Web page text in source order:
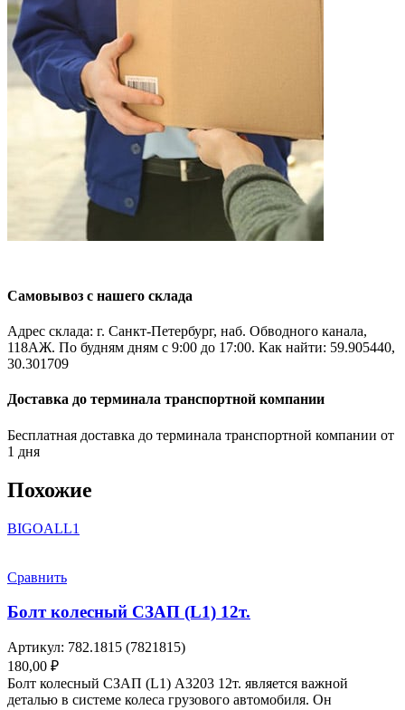
Самовывоз с нашего склада
Адрес склада: г. Санкт-Петербург, наб. Обводного канала,
118АЖ. По будням дням с 9:00 до 17:00. Как найти: 59.905440,
30.301709
Доставка до терминала транспортной компании
Бесплатная доставка до терминала транспортной компании от
1 дня
Похожие
BIGOALL1
Сравнить
Болт колесный СЗАП (L1) 12т.
Артикул: 782.1815 (7821815)
180,00 ₽
Болт колесный СЗАП (L1) A3203 12т. является важной
деталью в системе колеса грузового автомобиля. Он